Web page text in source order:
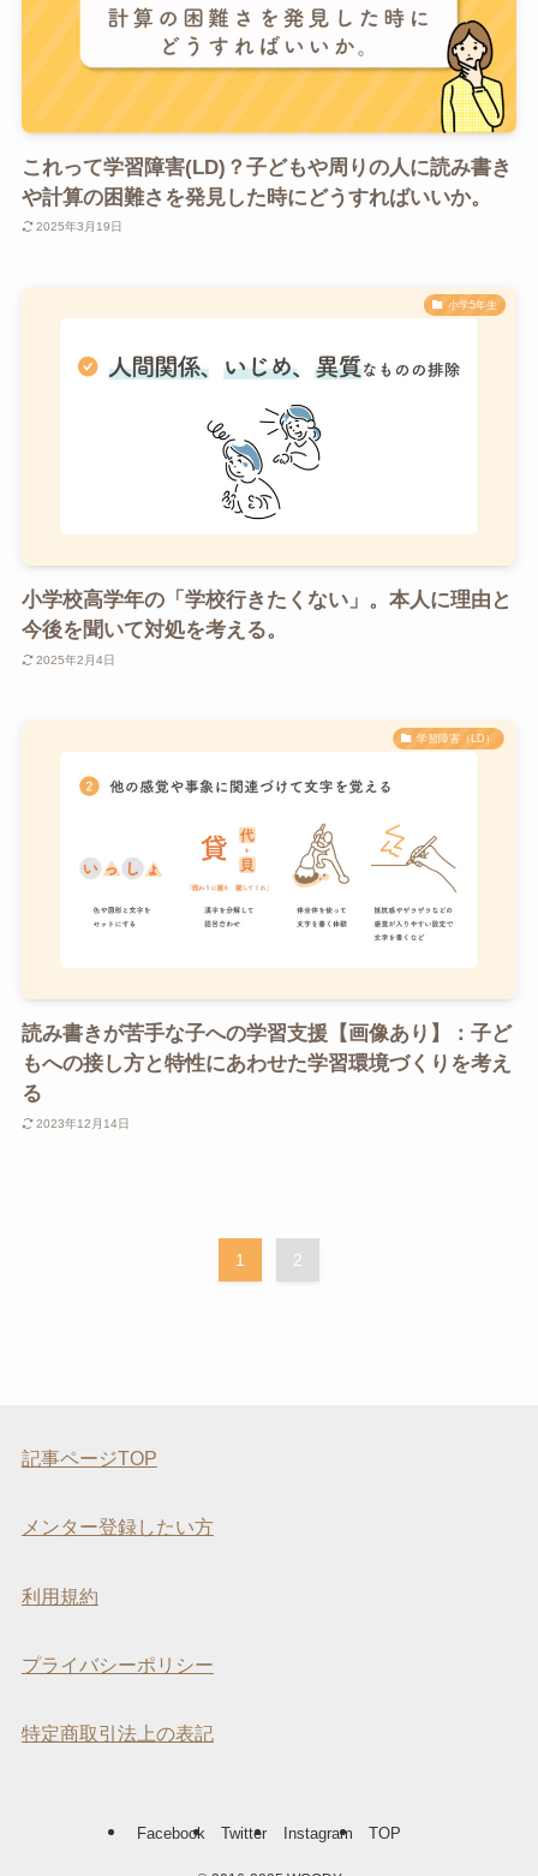
これって学習障害(LD)？子どもや周りの人に読み書き
や計算の困難さを発見した時にどうすればいいか。
2025年3月19日
小学5年生
小学校高学年の「学校行きたくない」。本人に理由と
今後を聞いて対処を考える。
2025年2月4日
学習障害（LD）
読み書きが苦手な子への学習支援【画像あり】：子ど
もへの接し方と特性にあわせた学習環境づくりを考え
る
2023年12月14日
1 2
記事ページTOP
メンター登録したい方
利用規約
プライバシーポリシー
特定商取引法上の表記
Facebook Twitter Instagram TOP